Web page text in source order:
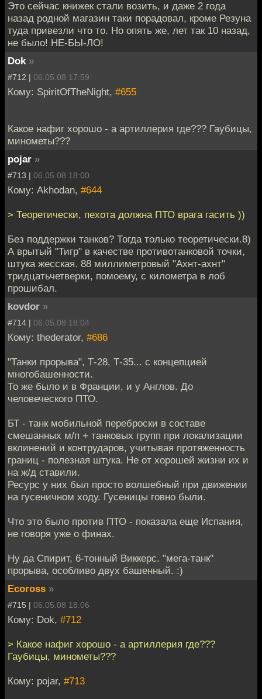
Это сейчас книжек стали возить, и даже 2 года
назад родной магазин таки порадовал, кроме Резуна
туда привезли что то. Но опять же, лет так 10 назад,
не было! НЕ-БЫ-ЛО!
Dok »
#712 | 06.05.08 17:59
Кому: SpiritOfTheNight, #655
Какое нафиг хорошо - а артиллерия где??? Гаубицы,
минометы???
pojar »
#713 | 06.05.08 18:00
Кому: Akhodan, #644
> Теоретически, пехота должна ПТО врага гасить ))
Без поддержки танков? Тогда только теоретически.8)
А врытый "Тигр" в качестве противотанковой точки,
штука жесская. 88 миллиметровый "Ахнт-ахнт"
тридцатьчетверки, помоему, с километра в лоб
прошибал.
kovdor »
#714 | 06.05.08 18:04
Кому: thederator, #686
"Танки прорыва", Т-28, Т-35... с концепцией
многобашенности.
То же было и в Франции, и у Англов. До
человеческого ПТО.
БТ - танк мобильной переброски в составе
смешанных м/п + танковых групп при локализации
вклинений и контрударов, учитывая протяженность
границ - полезная штука. Не от хорошей жизни их и
на ж/д ставили.
Ресурс у них был просто волшебный при движении
на гусеничном ходу. Гусеницы говно были.
Что это было против ПТО - показала еще Испания,
не говоря уже о финах.
Ну да Спирит, 6-тонный Виккерс. "мега-танк"
прорыва, особливо двух башенный. :)
Ecoross »
#715 | 06.05.08 18:06
Кому: Dok, #712
> Какое нафиг хорошо - а артиллерия где???
Гаубицы, минометы???
Кому: pojar, #713